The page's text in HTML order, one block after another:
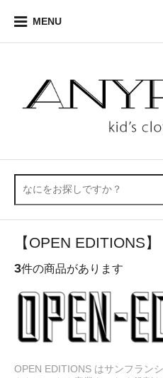
MENU
【OPEN EDITIONS】
3件の商品があります
OPEN EDITIONS はサンフラン